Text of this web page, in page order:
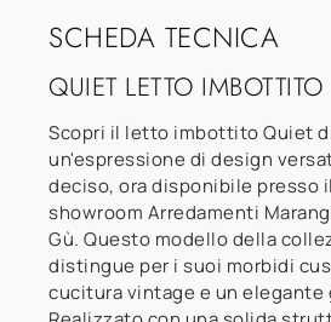
SCHEDA TECNICA
QUIET LETTO IMBOTTITO
Scopri il letto imbottito Quiet
un'espressione di design
deciso, ora disponibile presso
showroom Arredamenti
Gù. Questo modello della
distingue per i suoi morbidi
cucitura vintage e un